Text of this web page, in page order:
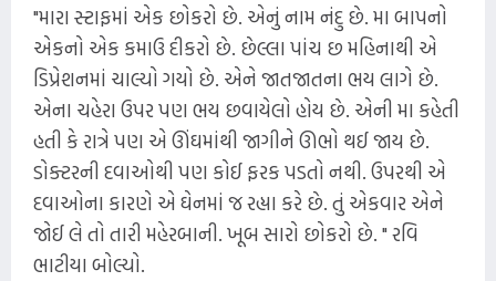
"મારા સ્ટાફમાં એક છોકરો છે. એનું નામ નંદુ છે. મા બાપનો
એકનો એક કમાઉ દીકરો છે. છેલ્લા પાંચ છ મહિનાથી એ
ડિપ્રેશનમાં ચાલ્યો ગયો છે. એને જાતજાતના ભય લાગે છે.
એના ચહેરા ઉપર પણ ભય છવાયેલો હોય છે. એની મા કહેતી
હતી કે રાત્રે પણ એ ઊંઘમાંથી જાગીને ઊભો થઈ જાય છે.
ડોક્ટરની દવાઓથી પણ કોઈ ફરક પડતો નથી. ઉપરથી એ
દવાઓના કારણે એ ઘેનમાં જ રહ્યા કરે છે. તું એકવાર એને
જોઈ લે તો તારી મહેરબાની. ખૂબ સારો છોકરો છે. " રવિ
ભાટીયા બોલ્યો.